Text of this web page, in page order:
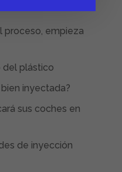
proceso, empieza
del plástico
inyectada?
sus coches en
de inyección